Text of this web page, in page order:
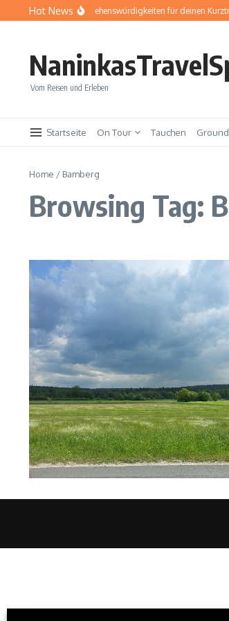
Zum Inhalt springen
Hot News
Baden-Baden: Sehenswürdigkeiten für deinen
Vom Reisen und Erleben
Startseite On Tour Tauchen
Home / Bamberg
Browsing Tag: